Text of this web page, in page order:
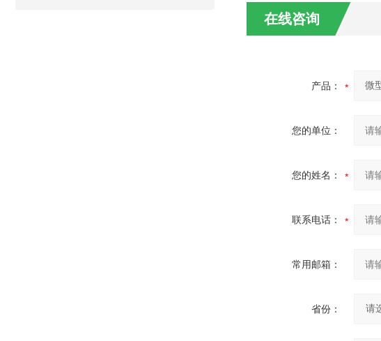
在线咨询
产品：
您的单位：
您的姓名：
联系电话：
常用邮箱：
省份：